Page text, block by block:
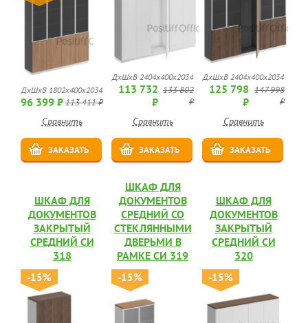
ДхШхВ 1802x400x2034
96 399 ₽113 411 ₽
Сравнить
ЗАКАЗАТЬ
ДхШхВ 2404x400x2034
113 732
₽
133 802
₽
Сравнить
ЗАКАЗАТЬ
ДхШхВ 2404x400x2034
125 798
₽
147 998
₽
Сравнить
ЗАКАЗАТЬ
ШКАФ ДЛЯ
ДОКУМЕНТОВ
ЗАКРЫТЫЙ
СРЕДНИЙ СИ
318
-15%
ШКАФ ДЛЯ
ДОКУМЕНТОВ
СРЕДНИЙ СО
СТЕКЛЯННЫМИ
ДВЕРЬМИ В
РАМКЕ СИ 319
-15%
ШКАФ ДЛЯ
ДОКУМЕНТОВ
ЗАКРЫТЫЙ
СРЕДНИЙ СИ
320
-15%